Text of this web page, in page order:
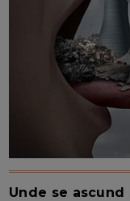
Unde se